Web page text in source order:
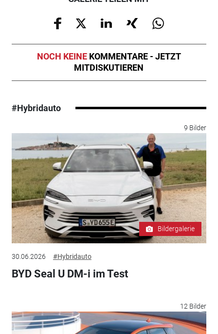
NOCH KEINE KOMMENTARE - JETZT
MITDISKUTIEREN
#Hybridauto
9 Bilder
Bildergalerie
30.06.2026 #Hybridauto
BYD Seal U DM-i im Test
12 Bilder